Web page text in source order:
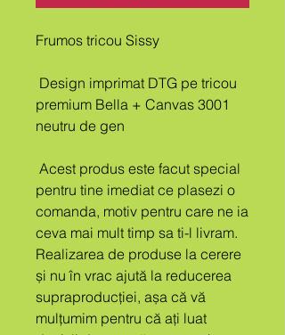
Frumos tricou Sissy
premium Bella + Canvas 3001
neutru de gen
pentru tine imediat ce plasezi o
comanda, motiv pentru care ne ia
ceva mai mult timp sa ti-l livram.
Realizarea de produse la cerere
și nu în vrac ajută la reducerea
supraproducției, așa că vă
mulțumim pentru că ați luat